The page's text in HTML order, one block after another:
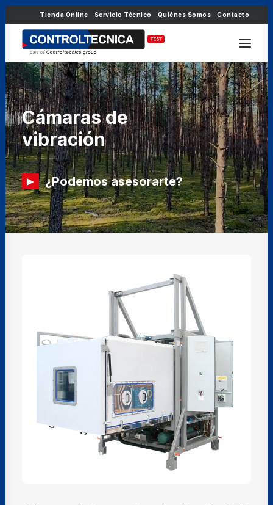
Tienda Online Servicio Técnico Quiénes Somos Contacto
Cámaras de
vibración
► ¿Podemos asesorarte?